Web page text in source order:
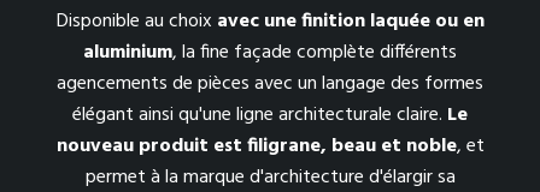
Disponible au choix avec une finition laquée ou en
aluminium, la fine façade complète différents
agencements de pièces avec un langage des formes
élégant ainsi qu'une ligne architecturale claire. Le
nouveau produit est filigrane, beau et noble, et
permet à la marque d'architecture d'élargir sa